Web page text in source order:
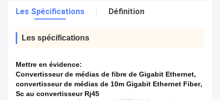
Les Spécifications Définition
Les spécifications
Mettre en évidence:
Convertisseur de médias de fibre de Gigabit Ethernet,
convertisseur de médias de 10m Gigabit Ethernet Fiber,
Sc au convertisseur Rj45